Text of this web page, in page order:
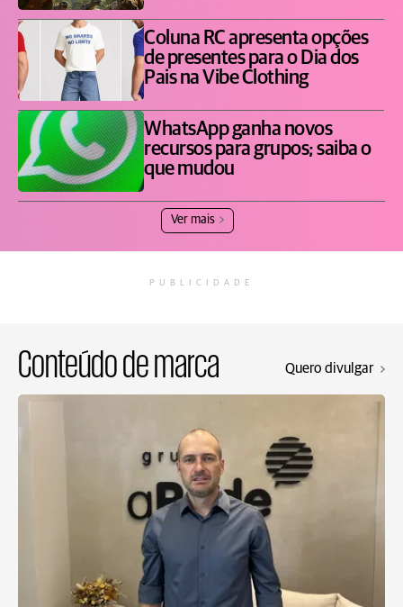
Coluna RC apresenta opções
de presentes para o Dia dos
Pais na Vibe Clothing
WhatsApp ganha novos
recursos para grupos; saiba o
que mudou
Ver mais
PUBLICIDADE
Conteúdo de marca Quero divulgar